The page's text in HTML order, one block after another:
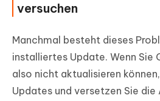
versuchen
Manchmal besteht dieses
installiertes Update. Wenn Sie
also nicht aktualisieren
Updates und versetzen Sie die